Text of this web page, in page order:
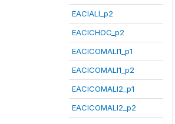
EACIALI_p2
EACICHOC_p2
EACICOMALI1_p1
EACICOMALI1_p2
EACICOMALI2_p1
EACICOMALI2_p2